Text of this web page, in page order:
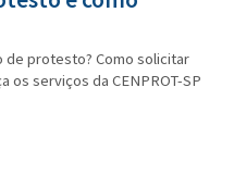
de protesto? Como solicitar
os serviços da CENPROT-SP